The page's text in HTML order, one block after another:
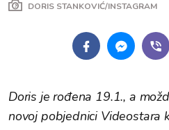
DORIS STANKOVIĆ/INSTAGRAM
Doris je rođena 19.1., a
novoj pobjednici Videostara